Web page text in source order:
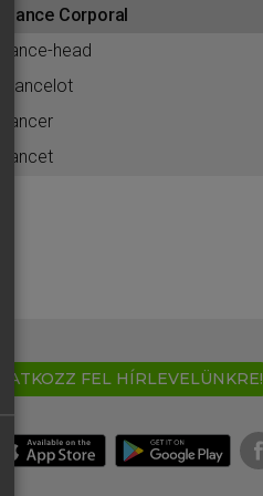
Lance Corporal
lance-head
Lancelot
lancer
lancet
IRATKOZZ FEL HÍRLEVELÜNKRE!